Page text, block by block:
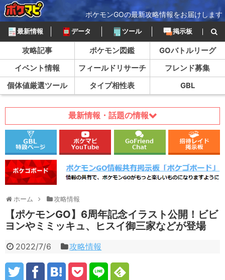
ポケモンGOの最新攻略情報をお届けします
最新情報 データ ツール 掲示板
攻略記事 ポケモン図鑑
GOバトルリーグ
イベント情報
フィールドリサーチ
フレンド募集
個体値厳選ツール
タイプ相性表 GBL
最新情報・話題の情報
ホーム 攻略情報
【ポケモンGO】6周年記念イラスト公開！ビビ
ヨンやミミッキュ、ヒスイ御三家などが登場
2022/7/6 攻略情報